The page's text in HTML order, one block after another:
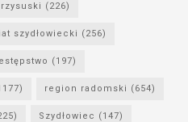
(226)
szydłowiecki (256)
(197)
region radomski (654)
Szydłowiec (147)